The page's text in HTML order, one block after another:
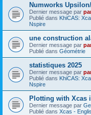
Numworks
Dernier message par
Publié dans KhiCAS:
Nspire
une construction
Dernier message par
Publié dans Géométrie
statistiques 2025
Dernier message par
Publié dans KhiCAS:
Nspire
Plotting with Xcas
Dernier message par
Publié dans Xcas -